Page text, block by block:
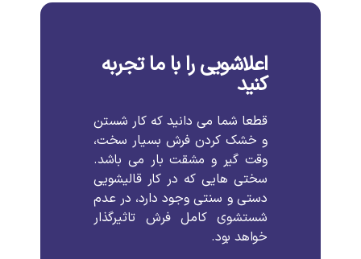
اعلاشویی را با ما تجربه
کنید
قطعا شما می دانید که کار شستن
و خشک کردن فرش بسیار سخت،
وقت گیر و مشقت بار می باشد.
سختی هایی که در کار قالیشویی
دستی و سنتی وجود دارد، در عدم
شستشوی کامل فرش تاثیرگذار
خواهد بود.